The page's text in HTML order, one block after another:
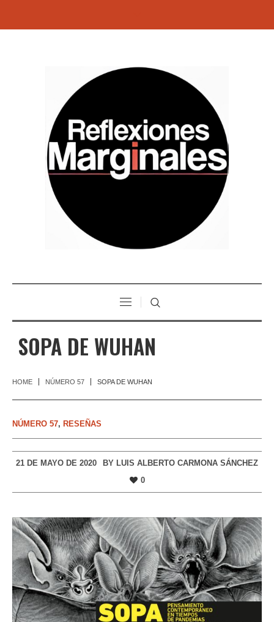
SOPA DE WUHAN
HOME NÚMERO 57 SOPA DE WUHAN
NÚMERO 57, RESEÑAS
21 DE MAYO DE 2020 BY LUIS ALBERTO CARMONA SÁNCHEZ
0